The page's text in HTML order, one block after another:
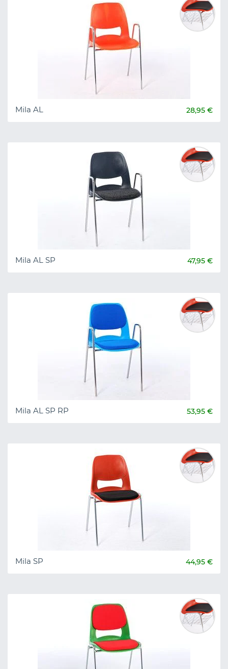
Mila AL 28,95 €
Mila AL SP 47,95 €
Mila AL SP RP 53,95 €
Mila SP 44,95 €